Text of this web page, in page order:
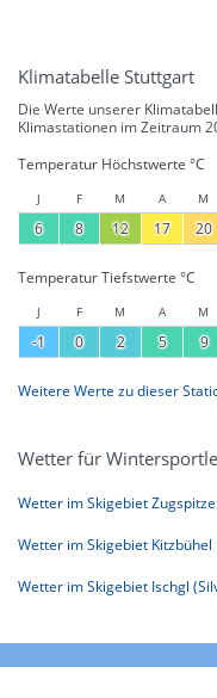
Klimatabelle Stuttgart
Die Werte unserer
Klimastationen im Zeitraum
Temperatur Höchstwerte °C
J F M A M
6 8 12 17 20
Temperatur Tiefstwerte °C
J F M A M
-1 0 2 5 9
Weitere Werte zu dieser
Wetter für
Wetter im Skigebiet Zugspitze
Wetter im Skigebiet Kitzbühel
Wetter im Skigebiet Ischgl